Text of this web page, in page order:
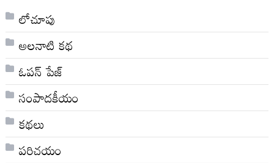
లోచూపు
అల‌నాటి క‌థ‌
ఓపన్ పేజ్
సంపాదకీయం
కథలు
పరిచయం